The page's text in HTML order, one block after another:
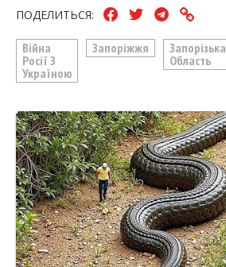
ПОДЕЛИТЬСЯ:
Війна
Росії З
Україною
Запоріжжя
Запорізька
Область